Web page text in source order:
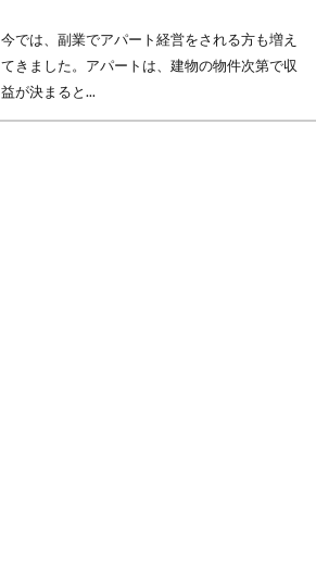
今では、副業でアパート経営をされる方も増え
てきました。アパートは、建物の物件次第で収
益が決まると...